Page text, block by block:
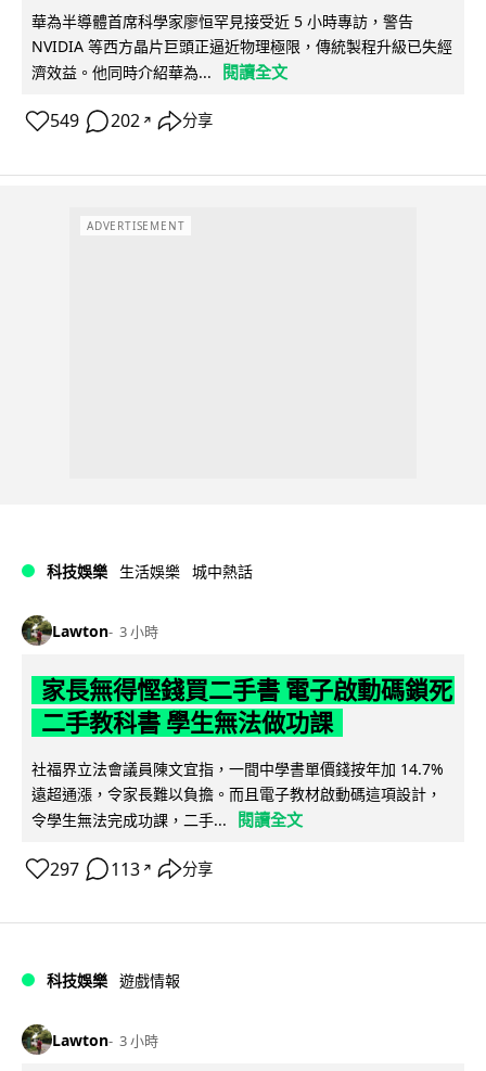
華為半導體首席科學家廖恒罕見接受近 5 小時專訪，警告
NVIDIA 等西方晶片巨頭正逼近物理極限，傳統製程升級已失經
濟效益。他同時介紹華為...
閱讀全文
549 202 ↗ 分享
ADVERTISEMENT
科技娛樂 生活娛樂 城中熱話
Lawton 3 小時
家長無得慳錢買二手書 電子啟動碼鎖死
二手教科書 學生無法做功課
社福界立法會議員陳文宜指，一間中學書單價錢按年加 14.7%
遠超通漲，令家長難以負擔。而且電子教材啟動碼這項設計，
令學生無法完成功課，二手...
閱讀全文
297 113 ↗ 分享
科技娛樂 遊戲情報
Lawton 3 小時